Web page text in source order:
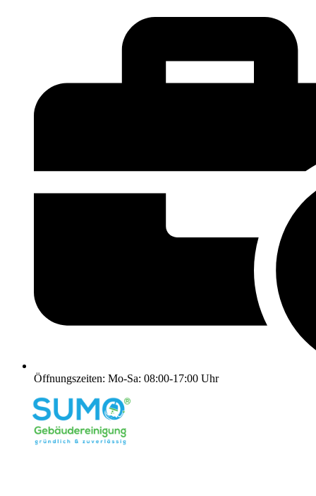
Öffnungszeiten: Mo-Sa: 08:00-17:00 Uhr